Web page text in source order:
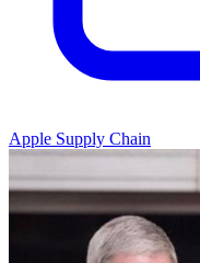
Apple Supply Chain